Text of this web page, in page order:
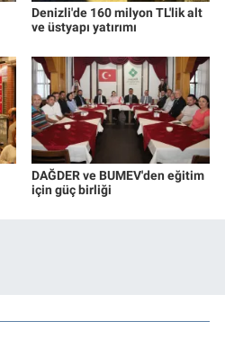
Denizli'de 160 milyon TL'lik alt
ve üstyapı yatırımı
DAĞDER ve BUMEV'den eğitim
için güç birliği